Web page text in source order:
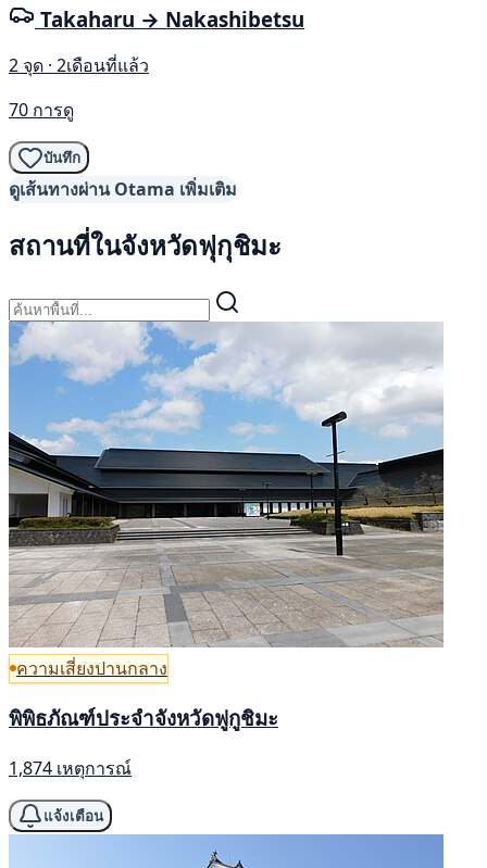
Takaharu → Nakashibetsu
2 จุด · 2เดือนที่แล้ว
70 การดู
บันทึก
ดูเส้นทางผ่าน Otama เพิ่มเติม
สถานที่ในจังหวัดฟุกุชิมะ
ความเสี่ยงปานกลาง
พิพิธภัณฑ์ประจำจังหวัดฟูกูชิมะ
1,874 เหตุการณ์
แจ้งเตือน